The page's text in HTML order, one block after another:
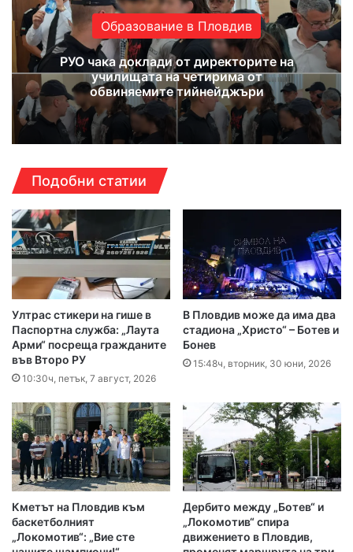
Образование в Пловдив
РУО чака доклади от директорите на
училищата на четирима от
обвиняемите тийнейджъри
Подобни статии
Ултрас стикери на гише в
Паспортна служба: „Лаута
Арми“ посреща гражданите
във Второ РУ
10:30ч, петък, 7 август, 2026
В Пловдив може да има два
стадиона „Христо“ – Ботев и
Бонев
15:48ч, вторник, 30 юни, 2026
Кметът на Пловдив към
баскетболният
„Локомотив“: „Вие сте
Дербито между „Ботев“ и
„Локомотив“ спира
движението в Пловдив,